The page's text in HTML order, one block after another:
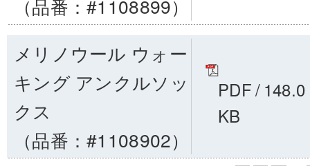
（品番：#1108899）
メリノウール ウォー
キング アンクルソッ
クス
（品番：#1108902）
PDF/ 148.0
KB